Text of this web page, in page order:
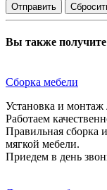
Вы также
Сборка мебели
Установка и
Работаем
Правильная сборка
мягкой мебели.
Приедем в день